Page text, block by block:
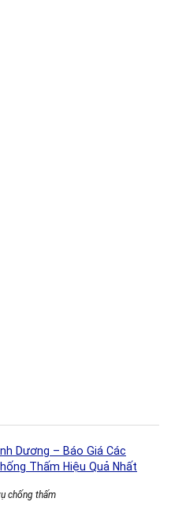
Dương – Báo Giá Các
Thấm Hiệu Quả Nhất
chống thấm